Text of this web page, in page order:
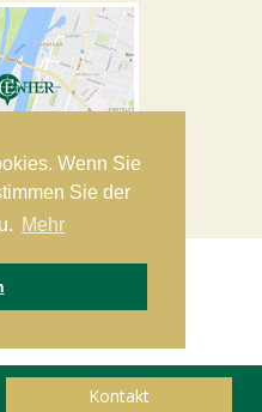
Wenn Sie
Sie der
Mehr
Kft. •Datenschutz©
Kontakt